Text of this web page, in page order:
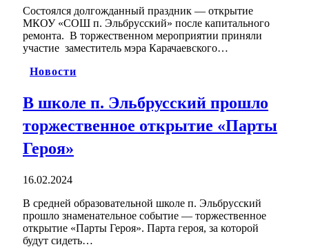
Состоялся долгожданный праздник — открытие
МКОУ «СОШ п. Эльбрусский» после капитального
ремонта. В торжественном мероприятии приняли
участие заместитель мэра Карачаевского…
Новости
В школе п. Эльбрусский прошло
торжественное открытие «Парты
Героя»
16.02.2024
В средней образовательной школе п. Эльбрусский
прошло знаменательное событие — торжественное
открытие «Парты Героя». Парта героя, за которой
будут сидеть…